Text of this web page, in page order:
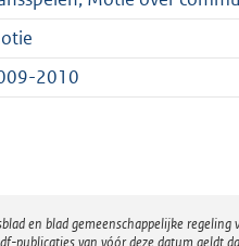
2010
en blad gemeenschappelijke
van vóór deze datum geldt